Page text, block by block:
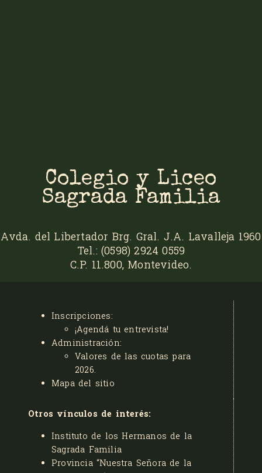
Colegio y Liceo
Sagrada Familia
Avda. del Libertador Brg. Gral. J.A. Lavalleja 1960
Tel.: (0598) 2924 0559
C.P. 11.800, Montevideo.
Inscripciones:
¡Agendá tu entrevista!
Administración:
Valores de las cuotas para
2026.
Mapa del sitio
Otros vínculos de interés:
Instituto de los Hermanos de la
Sagrada Familia
Provincia “Nuestra Señora de la